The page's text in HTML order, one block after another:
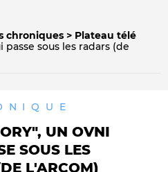
chroniques
Plateau télé
sous les radars (de
UN OVNI
SOUS LES
L'ARCOM)